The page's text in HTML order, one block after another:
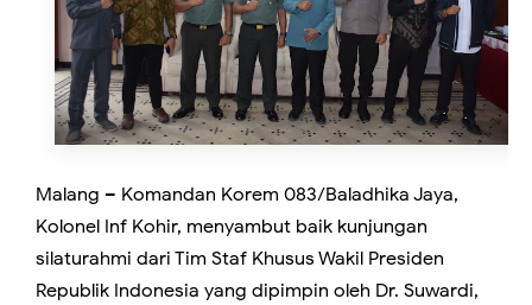
Malang – Komandan Korem 083/Baladhika Jaya,
Kolonel Inf Kohir, menyambut baik kunjungan
silaturahmi dari Tim Staf Khusus Wakil Presiden
Republik Indonesia yang dipimpin oleh Dr. Suwardi,